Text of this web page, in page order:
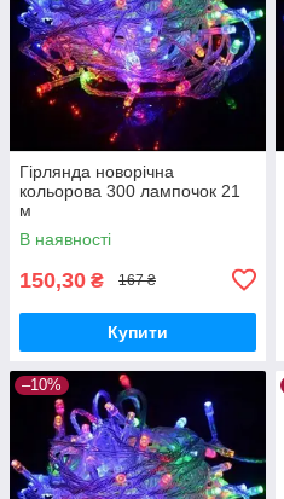
Гірлянда новорічна
кольорова 300 лампочок 21
м
В наявності
150,30 ₴ 167 ₴
Купити
–10%